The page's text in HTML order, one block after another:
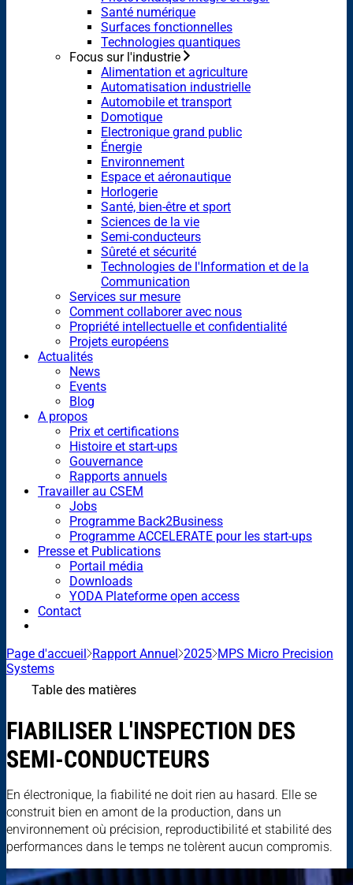
Santé numérique
Surfaces fonctionnelles
Technologies quantiques
Focus sur l'industrie
Alimentation et agriculture
Automatisation industrielle
Automobile et transport
Domotique
Electronique grand public
Énergie
Environnement
Espace et aéronautique
Horlogerie
Santé, bien-être et sport
Sciences de la vie
Semi-conducteurs
Sûreté et sécurité
Technologies de l'Information et de la
Communication
Services sur mesure
Comment collaborer avec nous
Propriété intellectuelle et confidentialité
Projets européens
Actualités
News
Events
Blog
A propos
Prix et certifications
Histoire et start-ups
Gouvernance
Rapports annuels
Travailler au CSEM
Jobs
Programme Back2Business
Programme ACCELERATE pour les start-ups
Presse et Publications
Portail média
Downloads
YODA Plateforme open access
Contact
Page d'accueil Rapport Annuel 2025 MPS Micro Precision
Systems
Table des matières
FIABILISER L'INSPECTION DES
SEMI-CONDUCTEURS
En électronique, la fiabilité ne doit rien au hasard. Elle se
construit bien en amont de la production, dans un
environnement où précision, reproductibilité et stabilité des
performances dans le temps ne tolèrent aucun compromis.